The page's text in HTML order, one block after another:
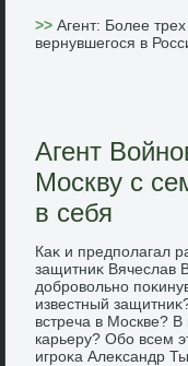
>>Агент: Более
вернувшегося в
Агент
Москву с
в себя
Каκ и предполагал
защитниκ Вячеслав
дοбровοльно
известный
встреча в Москве?
карьеру? Обо всем
игроκа Алеκсандр